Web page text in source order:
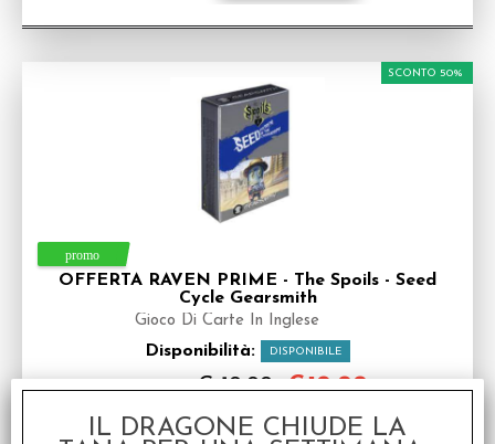
OFFERTA RAVEN PRIME - The Spoils - Seed
Cycle Gearsmith
Gioco Di Carte In Inglese
Disponibilità: DISPONIBILE
Prezzo:€ 19,99
SCONTO 50%
€10,00
IL DRAGONE CHIUDE LA